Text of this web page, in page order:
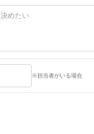
※担当者がいる場合